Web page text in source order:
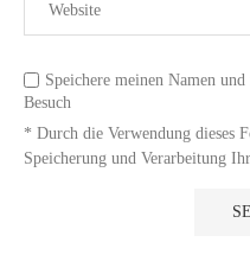
Speichere meinen Namen
Besuch
* Durch die Verwendung dieses
Speicherung und Verarbeitung